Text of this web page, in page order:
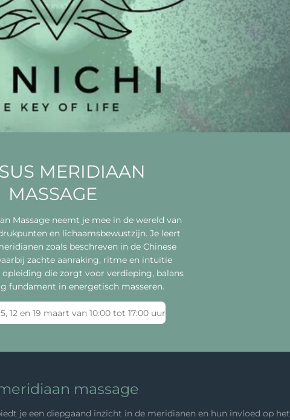
MERIDIAAN
MASSAGE
Massage neemt je mee in de wereld van
en lichaamsbewustzijn. Je leert
zoals beschreven in de Chinese
zachte aanraking, ritme en intuïtie
opleiding die zorgt voor verdieping, balans
fundament in energetisch masseren.
12 en 19 maart van 10:00 tot 17:00 uur
massage
je een diepgaand inzicht in de meridianen en hun invloed op het